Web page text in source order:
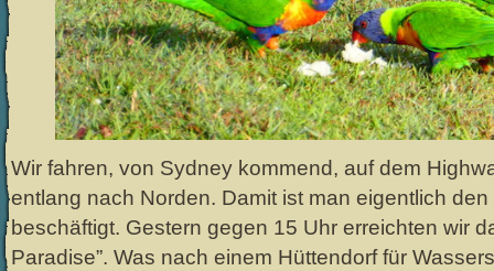
Wir fahren, von Sydney kommend, auf dem
entlang nach Norden. Damit ist man eigentlich
beschäftigt. Gestern gegen 15 Uhr erreichten wir
Paradise”. Was nach einem Hüttendorf für